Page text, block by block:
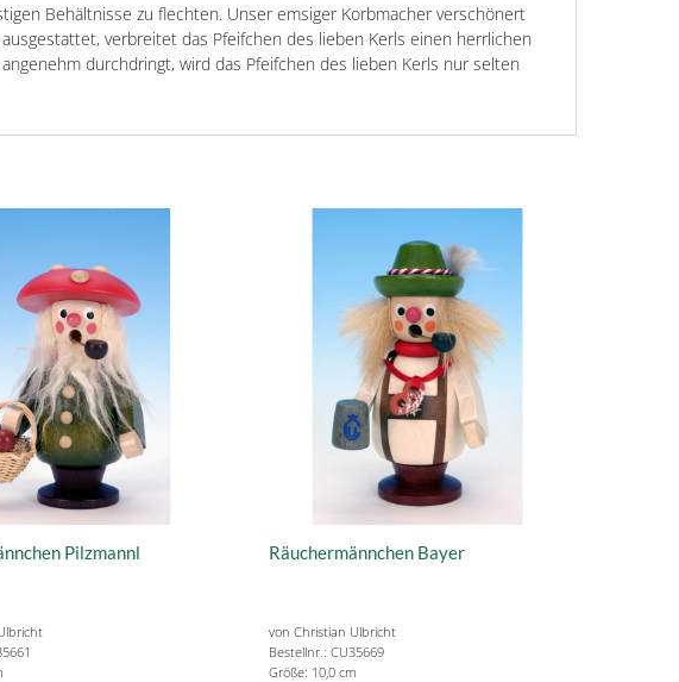
Behältnisse zu flechten. Unser emsiger Korbmacher verschönert
verbreitet das Pfeifchen des lieben Kerls einen herrlichen
durchdringt, wird das Pfeifchen des lieben Kerls nur selten
Pilzmannl Räuchermännchen Bayer
von Christian Ulbricht
Bestellnr.: CU35669
Größe: 10,0 cm